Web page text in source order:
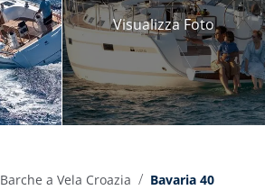
VisualizzaFoto
Barche a Vela Croazia
Bavaria 40